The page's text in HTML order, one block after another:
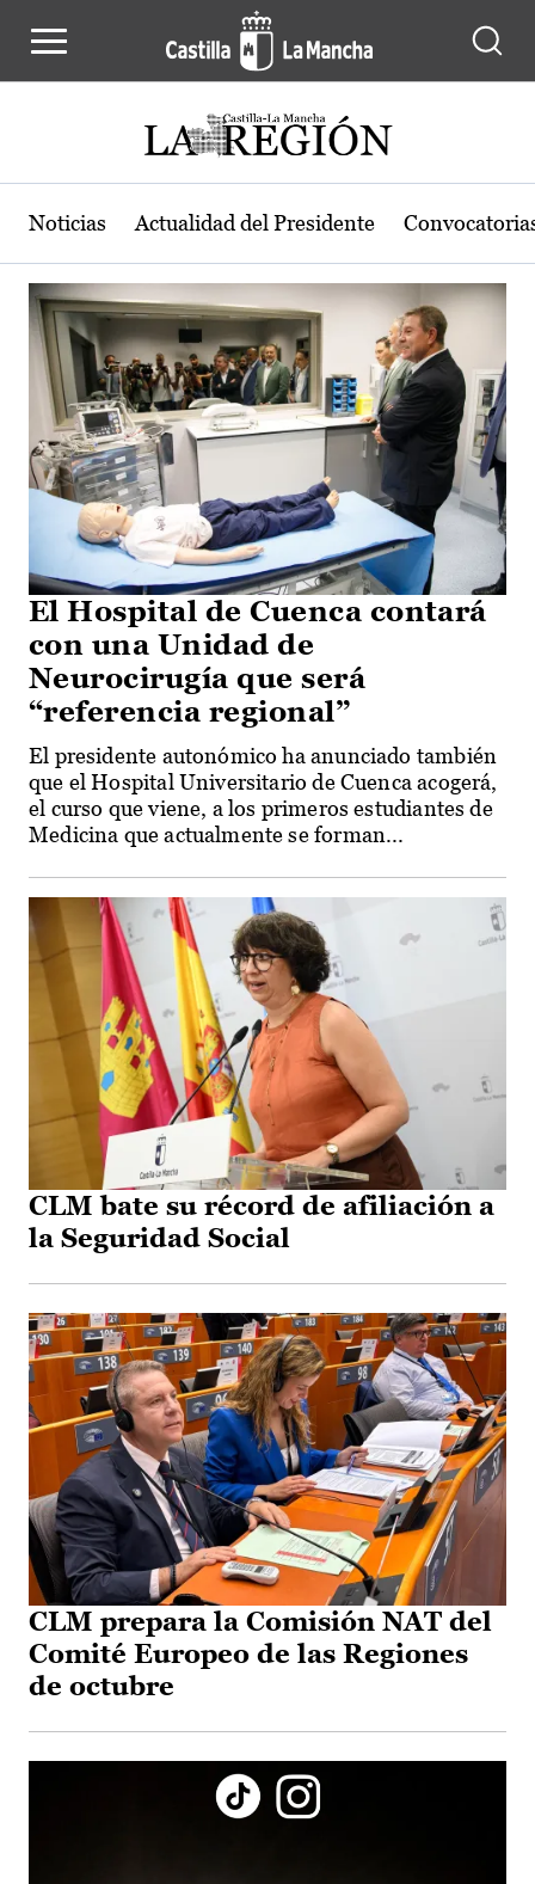
Actualidad de la región de Castilla-
Noticias Actualidad del Presidente
El Hospital de Cuenca contará
con una Unidad de
Neurocirugía que será
“referencia regional”
El presidente autonómico ha anunciado también
que el Hospital Universitario de Cuenca acogerá,
el curso que viene, a los primeros estudiantes de
Medicina que actualmente se forman...
CLM bate su récord de afiliación a
la Seguridad Social
CLM prepara la Comisión NAT del
Comité Europeo de las Regiones
de octubre